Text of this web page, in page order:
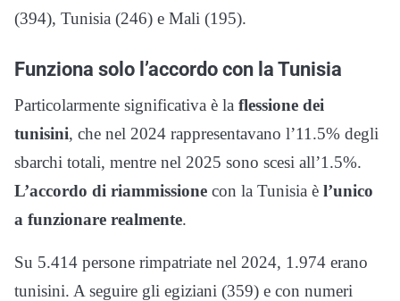
(394), Tunisia (246) e Mali (195).
Funziona solo l’accordo con la Tunisia
Particolarmente significativa è la flessione dei
tunisini, che nel 2024 rappresentavano l’11.5% degli
sbarchi totali, mentre nel 2025 sono scesi all’1.5%.
L’accordo di riammissione con la Tunisia è l’unico
a funzionare realmente.
Su 5.414 persone rimpatriate nel 2024, 1.974 erano
tunisini. A seguire gli egiziani (359) e con numeri